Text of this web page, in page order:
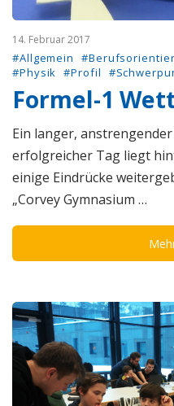
14. Februar 2017
#Allgemein
#Physik #Profil
Formel-1
Ein langer,
erfolgreicher Tag liegt
einige Eindrücke
„Corvey Gymnasium …